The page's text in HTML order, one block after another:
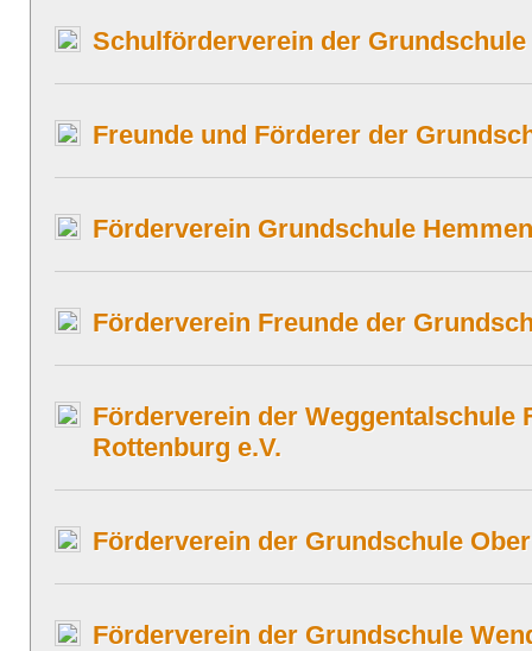
Schulförderverein der Grundschule
Freunde und Förderer der
Förderverein Grundschule
Förderverein Freunde der
Förderverein der Weggentalschule
Rottenburg e.V.
Förderverein der Grundschule
Förderverein der Grundschule